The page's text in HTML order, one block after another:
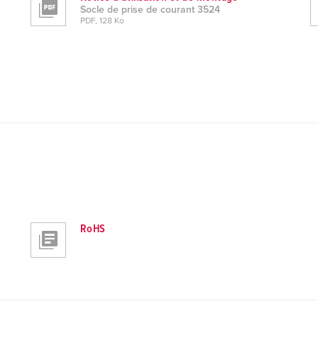
Socle de prise de courant 3524
PDF, 128 Ko
RoHS